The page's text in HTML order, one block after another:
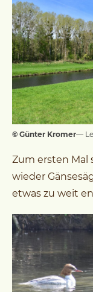
© Günter Kromer—
Zum ersten Mal
wieder
etwas zu weit